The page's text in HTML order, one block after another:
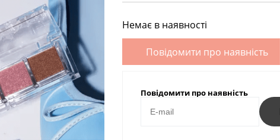
Немає в наявності
Повідомити про наявність
Повідомити про наявність